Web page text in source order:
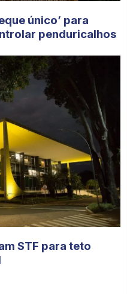
único’ para
penduricalhos
STF para teto